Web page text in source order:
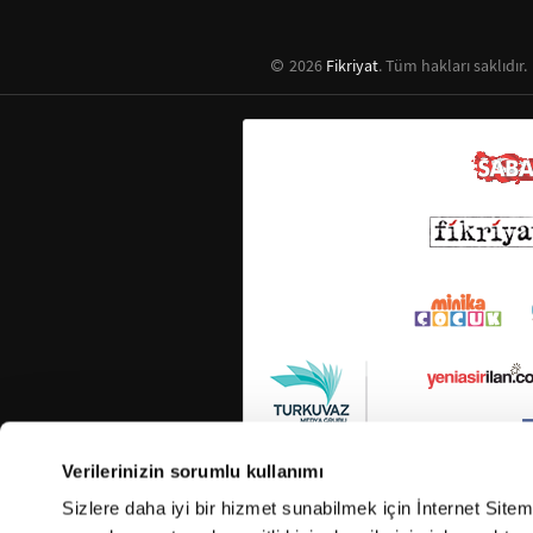
Verilerinizin sorumlu kullanımı
Sizlere daha iyi bir hizmet sunabilmek için İnternet
2026 Fikriyat. Tüm hakları saklıdır.